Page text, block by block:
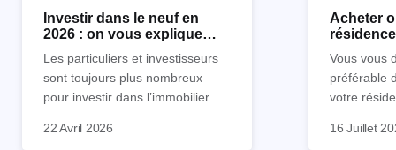
Investir dans le neuf en
2026 : on vous explique
Les particuliers et investisseurs
sont toujours plus nombreux
pour investir dans l’immobilier
nombreux avantages à choisir ce
22 Avril 2026
Acheter
Vous vous
préférable
votre
pour
16 Juillet